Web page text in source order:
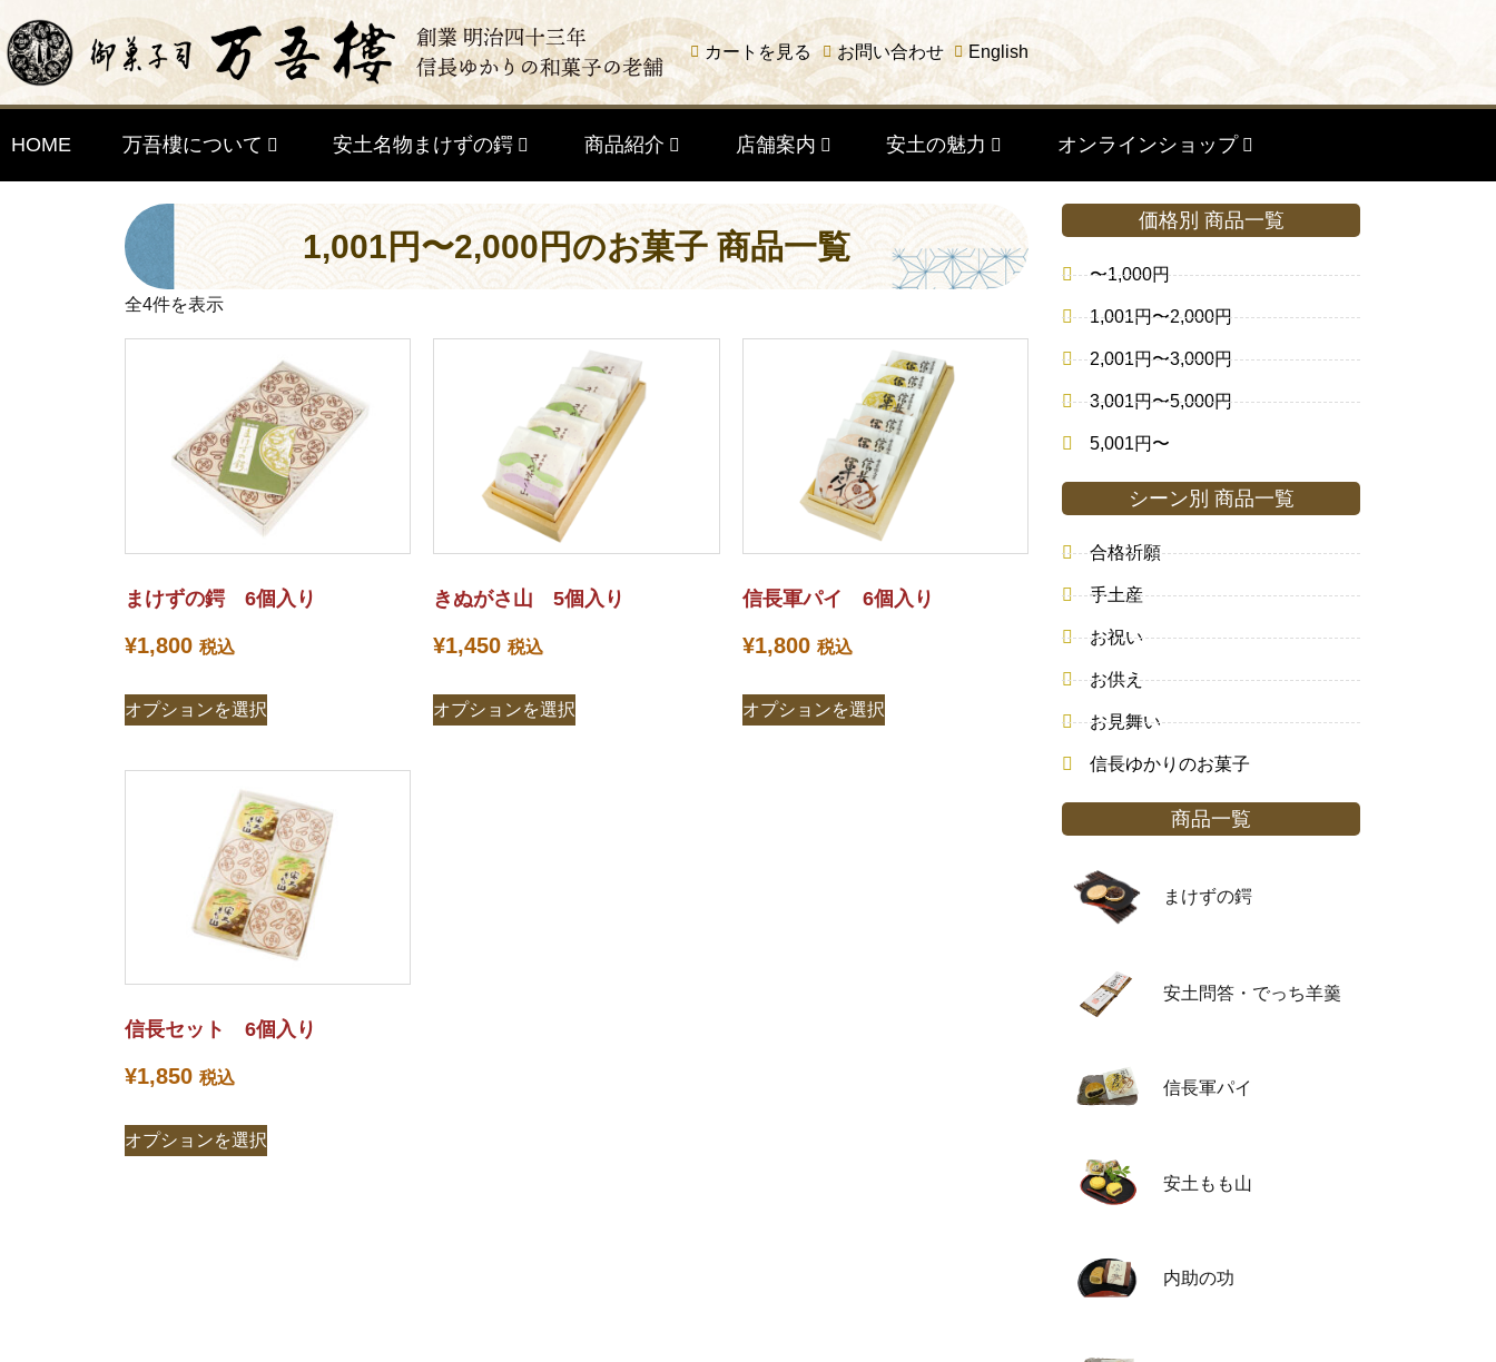
カートを見る お問い合わせ English
HOME 万吾樓について 安土名物まけずの鍔 商品紹介 店舗案内 安土の魅力 オンラインショップ
1,001円〜2,000円のお菓子 商品一覧
全4件を表示
まけずの鍔 6個入り
¥1,800 税込
オプションを選択
きぬがさ山 5個入り
¥1,450 税込
オプションを選択
信長軍パイ 6個入り
¥1,800 税込
オプションを選択
信長セット 6個入り
¥1,850 税込
オプションを選択
価格別 商品一覧
〜1,000円
1,001円〜2,000円
2,001円〜3,000円
3,001円〜5,000円
5,001円〜
シーン別 商品一覧
合格祈願
手土産
お祝い
お供え
お見舞い
信長ゆかりのお菓子
商品一覧
まけずの鍔
安土問答・でっち羊羹
信長軍パイ
安土もも山
内助の功